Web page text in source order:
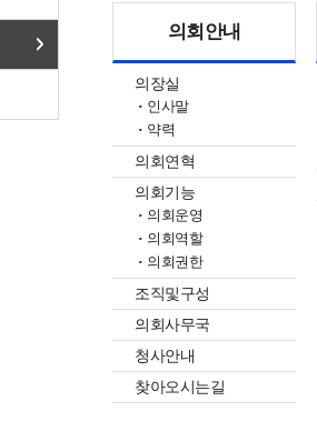
의회안내
의장실
인사말
약력
의회연혁
의회기능
의회운영
의회역할
의회권한
조직및구성
의회사무국
청사안내
찾아오시는길